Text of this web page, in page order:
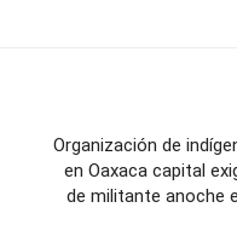
Organización de
en Oaxaca capital
de militante anoche